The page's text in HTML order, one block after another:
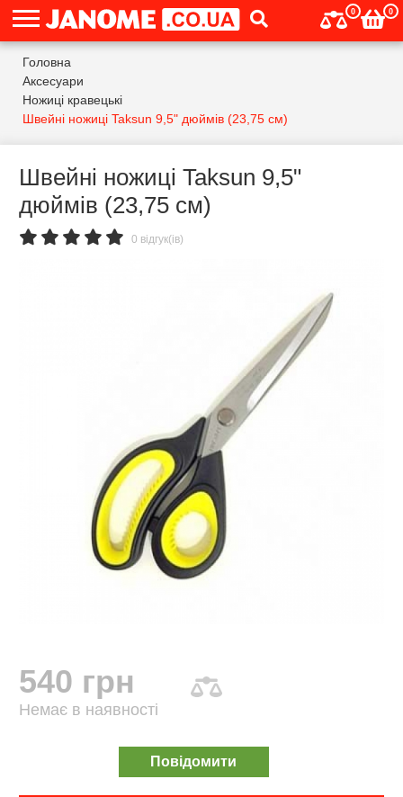
0 0
Головна
Аксесуари
Ножиці кравецькі
Швейні ножиці Taksun 9,5" дюймів (23,75 см)
Швейні ножиці Taksun 9,5"
дюймів (23,75 см)
0 відгук(ів)
540 грн
Немає в наявності
Повідомити